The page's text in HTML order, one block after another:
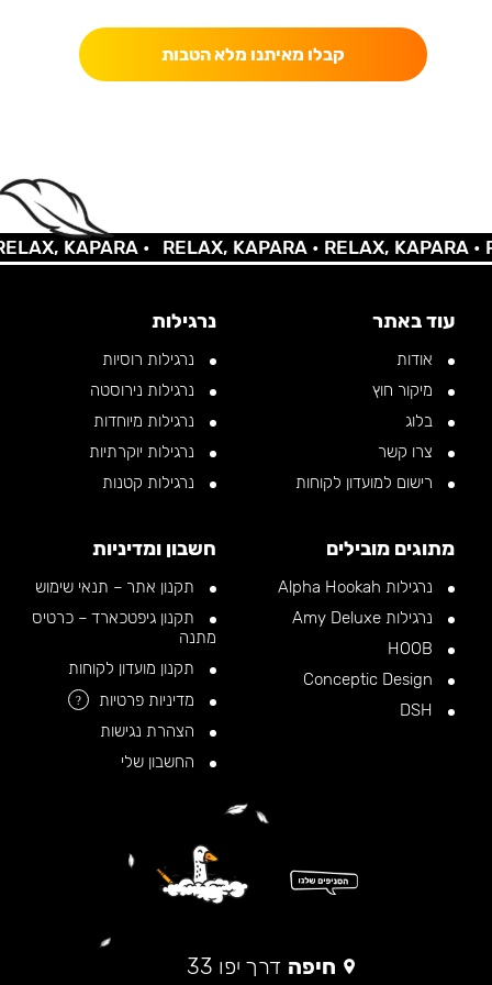
קבלו מאיתנו מלא הטבות
KAPARA • RELAX, KAPARA •RELAX, KAPARA •
עוד באתר
אודות
מיקור חוץ
בלוג
צרו קשר
רישום למועדון לקוחות
נרגילות
נרגילות רוסיות
נרגילות נירוסטה
נרגילות מיוחדות
נרגילות יוקרתיות
נרגילות קטנות
מתוגים מובילים
נרגילות Alpha Hookah
נרגילות Amy Deluxe
חשבון ומדיניות
תקנון אתר – תנאי שימוש
תקנון גיפטכארד – כרטיס
מתנה
תקנון מועדון לקוחות
מדיניות פרטיות
?
הצהרת נגישות
החשבון שלי
חיפה דרך יפו 33